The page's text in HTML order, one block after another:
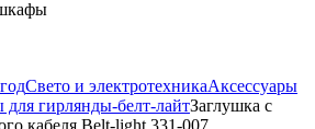
Свето и электротехникаАксессуары
для гирлянды-белт-лайтЗаглушка с
кабеля Belt-light 331-007